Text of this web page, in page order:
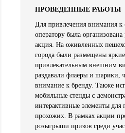
ПРОВЕДЕННЫЕ РАБОТЫ
Для привлечения внимания к
оператору была
акция. На оживленных
города были размещены
привлекательным внешним
раздавали флаеры и шарики,
внимание к бренду. Также
мобильные стенды с
интерактивные элементы для
прохожих. В рамках акции
розыгрыши призов среди